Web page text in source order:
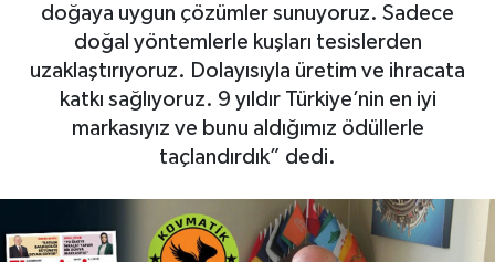
doğaya uygun çözümler sunuyoruz. Sadece
doğal yöntemlerle kuşları tesislerden
uzaklaştırıyoruz. Dolayısıyla üretim ve ihracata
katkı sağlıyoruz. 9 yıldır Türkiye’nin en iyi
markasıyız ve bunu aldığımız ödüllerle
taçlandırdık” dedi.
Magazin
Gayrimenkul
Eğitim